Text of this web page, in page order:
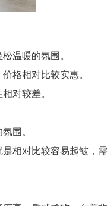
温暖的氛围。
格相对比较实惠。
对较差。
围。
相对比较容易起皱，需